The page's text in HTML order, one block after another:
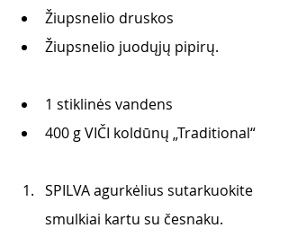
Žiupsnelio druskos
Žiupsnelio juodųjų pipirų.
1 stiklinės vandens
400 g VIČI koldūnų „Traditional“
SPILVA agurkėlius sutarkuokite
smulkiai kartu su česnaku.